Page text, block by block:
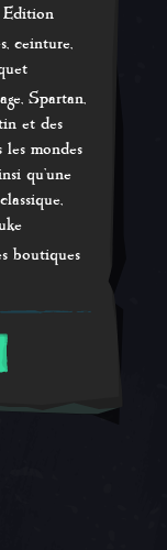
Edition
ceinture,
Spartan,
et des
mondes
qu'une
boutiques